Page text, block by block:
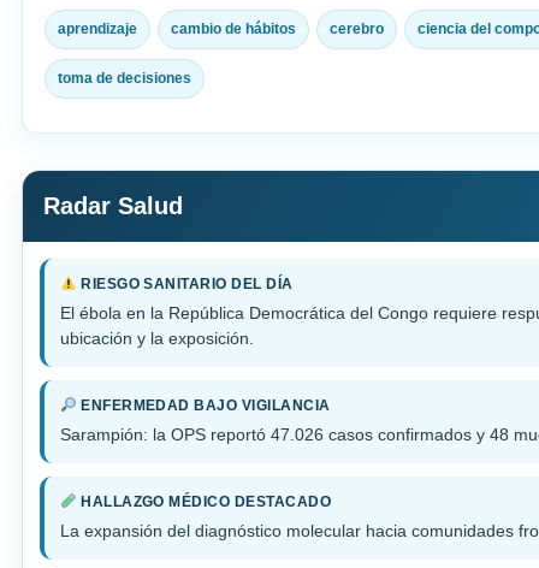
aprendizaje cambio de hábitos cerebro ciencia del
toma de decisiones
Radar Salud
RIESGO SANITARIO DEL DÍA
El ébola en la República Democrática del Congo requiere
ubicación y la exposición.
ENFERMEDAD BAJO VIGILANCIA
Sarampión: la OPS reportó 47.026 casos confirmados y 48
HALLAZGO MÉDICO DESTACADO
La expansión del diagnóstico molecular hacia comunidades